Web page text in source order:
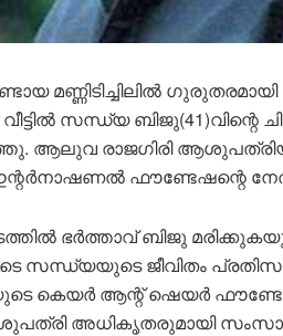
മണ്ണിടിച്ചിലിൽ
വീട്ടിൽ സന്ധ്യ ബിജു(41)വിന്റെ
ആലുവ രാജഗിരി
ഫൗണ്ടേഷന്റെ
ഭർത്താവ് ബിജു
സന്ധ്യയുടെ ജീവിതം
കെയർ ആന്റ് ഷെയർ
ആശുപത്രി അധികൃതരുമായി